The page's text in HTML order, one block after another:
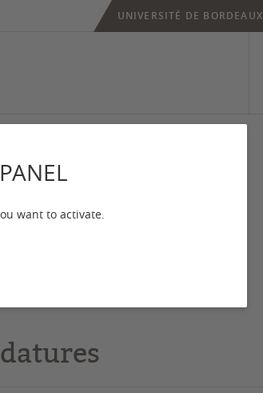
want to activate.
UNIVERSITÉ DE BORDEAUX